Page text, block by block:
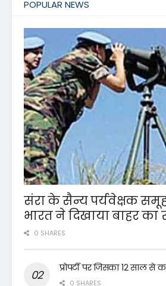
POPULAR NEWS
संरा के सैन्य पर्यवेक्षक
भारत ने दिखाया बाहर का
0 SHARES
प्रोपर्टी पर जिसका 12 साल से
0 SHARES